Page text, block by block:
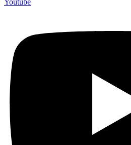
Youtube